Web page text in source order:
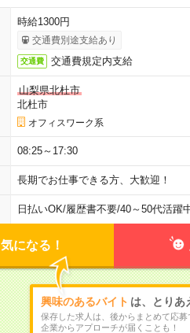
時給1300円
交通費別途支給あり
交通費 交通費規定内支給
山梨県北杜市
北杜市
オフィスワーク系
08:25～17:30
長期でお仕事できる方、大歓迎！
日払いOK/履歴書不要/40～50代活躍
気になる！
興味のあるバイト は、とりあ
保存した求人は、後からまとめて応募
企業からアプローチが届くことも！